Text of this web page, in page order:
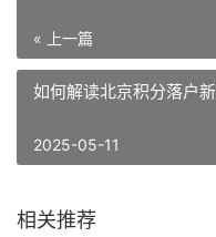
« 上一篇
如何解读北京积分落户
2025-05-11
相关推荐